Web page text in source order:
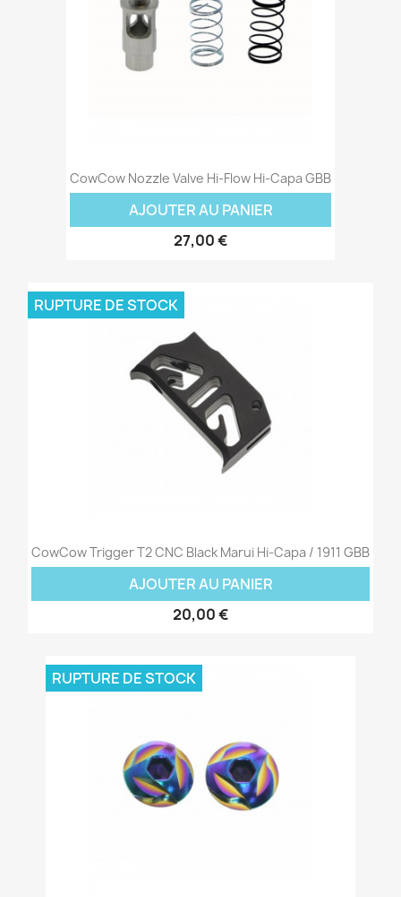
CowCow Nozzle Valve Hi-Flow Hi-Capa GBB
AJOUTER AU PANIER
27,00 €
CowCow Trigger T2 CNC Black Marui Hi-Capa / 1911 GBB
AJOUTER AU PANIER
20,00 €
RUPTURE DE STOCK
RUPTURE DE STOCK